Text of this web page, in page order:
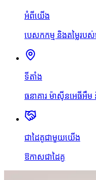
អំពីយើង
បេសកកម្ម និងតម្លៃរប
ទីតាំង
ធនាគារ ម៉ាស៊ីនអេធីអឹម
ជាដៃគូជាមួយយើង
ឱកាសជាដៃគូ